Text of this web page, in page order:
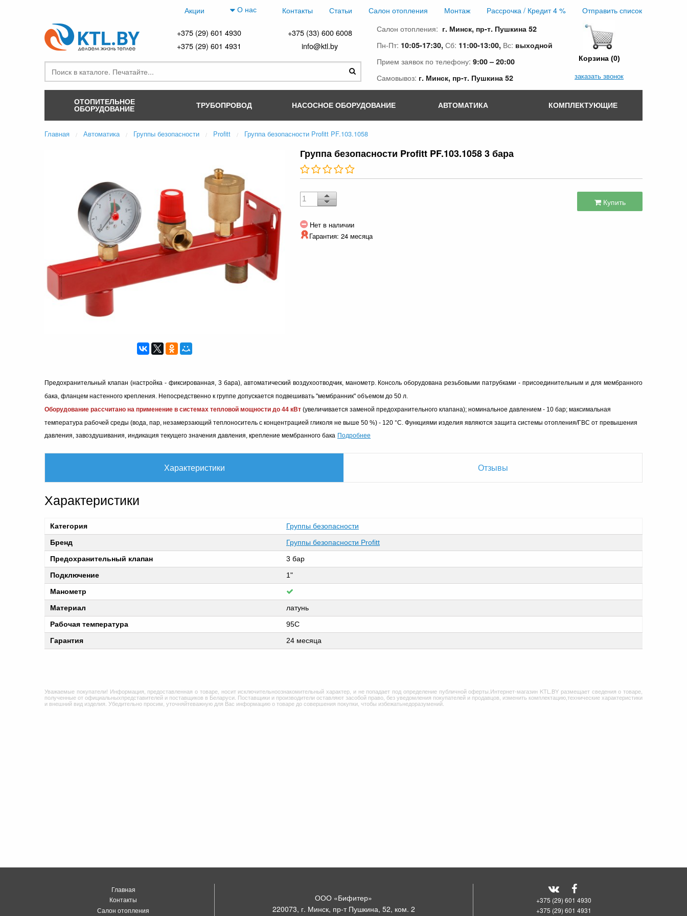
Акции О нас Контакты Статьи Салон отопления Монтаж Рассрочка / Кредит 4 % Отправить список
+375 (29) 601 4930
+375 (33) 600 6008
+375 (29) 601 4931
info@ktl.by
Салон отопления: г. Минск, пр-т. Пушкина 52
Пн-Пт: 10:05-17:30, Сб: 11:00-13:00, Вс: выходной
Прием заявок по телефону: 9:00 – 20:00
Самовывоз: г. Минск, пр-т. Пушкина 52
Корзина (0)
заказать звонок
ОТОПИТЕЛЬНОЕ
ОБОРУДОВАНИЕ ТРУБОПРОВОД НАСОСНОЕ ОБОРУДОВАНИЕ АВТОМАТИКА КОМПЛЕКТУЮЩИЕ
Главная Автоматика Группы безопасности Profitt Группа безопасности Profitt PF.103.1058
Группа безопасности Profitt PF.103.1058 3 бара
Купить
Нет в наличии
Гарантия: 24 месяца
Предохранительный клапан (настройка - фиксированная, 3 бара), автоматический воздухоотводчик, манометр. Консоль оборудована резьбовыми патрубками - присоединительным и для мембранного
бака, фланцем настенного крепления. Непосредственно к группе допускается подвешивать "мембранник" объемом до 50 л.
Оборудование рассчитано на применение в системах тепловой мощности до 44 кВт (увеличивается заменой предохранительного клапана); номинальное давлением - 10 бар; максимальная
температура рабочей среды (вода, пар, незамерзающий теплоноситель с концентрацией гликоля не выше 50 %) - 120 °C. Функциями изделия являются защита системы отопления/ГВС от превышения
давления, завоздушивания, индикация текущего значения давления, крепление мембранного бака Подробнее
Характеристики Отзывы
Характеристики
Категория
Группы безопасности
Бренд
Группы безопасности Profitt
Предохранительный клапан
3 бар
Подключение
1"
Манометр
Материал
латунь
Рабочая температура
95C
Гарантия
24 месяца
Уважаемые покупатели! Информация, предоставленная о товаре, носит исключительноознакомительный характер, и не попадает под определение публичной оферты.Интернет-магазин KTL.BY размещает сведения о товаре,
полученные от официальныхпредставителей и поставщиков в Беларуси. Поставщики и производители оставляют засобой право, без уведомления покупателей и продавцов, изменить комплектацию,технические характеристики
и внешний вид изделия. Убедительно просим, уточняйтеважную для Вас информацию о товаре до совершения покупки, чтобы избежатьнедоразумений.
Главная
Контакты
Салон отопления
ООО «Бифитер»
220073, г. Минск, пр-т Пушкина, 52, ком. 2
+375 (29) 601 4930
+375 (29) 601 4931